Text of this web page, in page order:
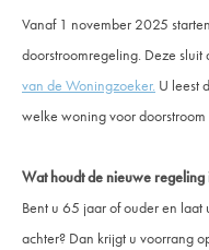
Vanaf 1 november 2025
doorstroomregeling. Deze sluit
van de Woningzoeker. U leest
welke woning voor
Wat houdt de nieuwe regeling
Bent u 65 jaar of ouder en
achter? Dan krijgt u voorrang